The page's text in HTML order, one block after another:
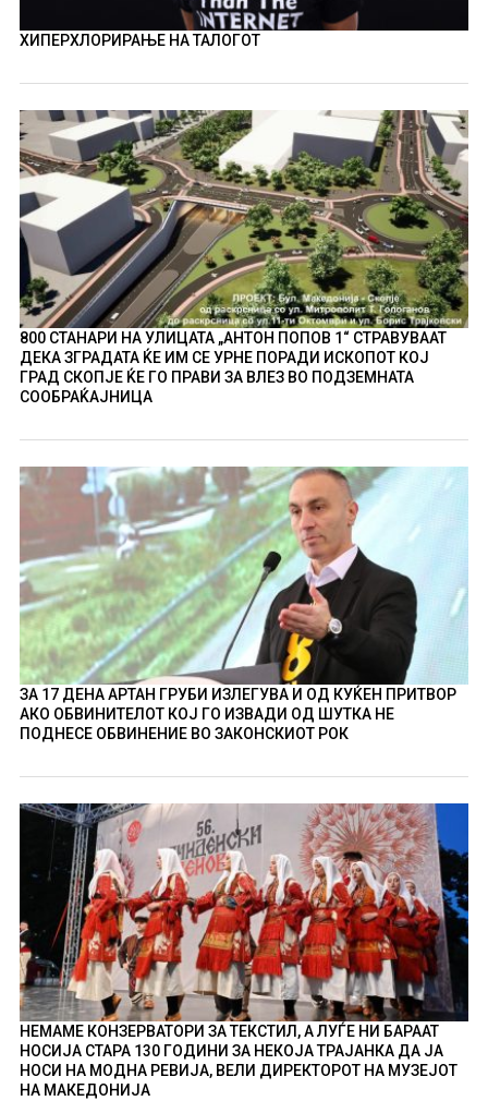
ХИПЕРХЛОРИРАЊЕ НА ТАЛОГОТ
800 СТАНАРИ НА УЛИЦАТА „АНТОН ПОПОВ 1“ СТРАВУВААТ
ДЕКА ЗГРАДАТА ЌЕ ИМ СЕ УРНЕ ПОРАДИ ИСКОПОТ КОЈ
ГРАД СКОПЈЕ ЌЕ ГО ПРАВИ ЗА ВЛЕЗ ВО ПОДЗЕМНАТА
СООБРАЌАЈНИЦА
ЗА 17 ДЕНА АРТАН ГРУБИ ИЗЛЕГУВА И ОД КУЌЕН ПРИТВОР
АКО ОБВИНИТЕЛОТ КОЈ ГО ИЗВАДИ ОД ШУТКА НЕ
ПОДНЕСЕ ОБВИНЕНИЕ ВО ЗАКОНСКИОТ РОК
НЕМАМЕ КОНЗЕРВАТОРИ ЗА ТЕКСТИЛ, А ЛУЃЕ НИ БАРААТ
НОСИЈА СТАРА 130 ГОДИНИ ЗА НЕКОЈА ТРАЈАНКА ДА ЈА
НОСИ НА МОДНА РЕВИЈА, ВЕЛИ ДИРЕКТОРОТ НА МУЗЕЈОТ
НА МАКЕДОНИЈА